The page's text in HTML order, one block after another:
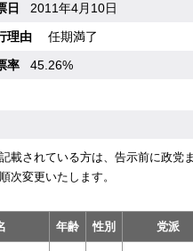
日
2011年4月10日
理由
任期満了
率 45.26%
載されている方は、告示前に政
次変更いたします。
年齢 性別 党派